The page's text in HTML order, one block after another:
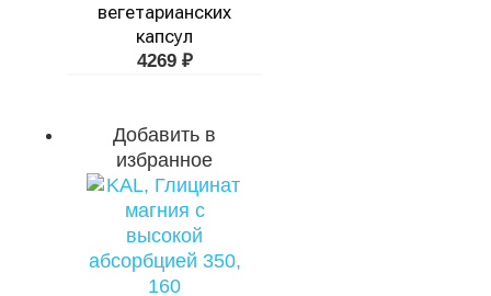
вегетарианских
капсул
4269 ₽
Добавить в
избранное